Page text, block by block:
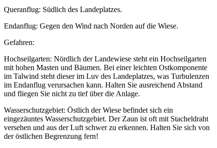
Queranflug: Südlich des Landeplatzes.
Endanflug: Gegen den Wind nach Norden auf die Wiese.
Gefahren:
Hochseilgarten: Nördlich der Landewiese steht ein Hochseilgarten
mit hohen Masten und Bäumen. Bei einer leichten Ostkomponente
im Talwind steht dieser im Luv des Landeplatzes, was Turbulenzen
im Endanflug verursachen kann. Halten Sie ausreichend Abstand
und fliegen Sie nicht zu tief über die Anlage.
Wasserschutzgebiet: Östlich der Wiese befindet sich ein
eingezäuntes Wasserschutzgebiet. Der Zaun ist oft mit Stacheldraht
versehen und aus der Luft schwer zu erkennen. Halten Sie sich von
der östlichen Begrenzung fern!